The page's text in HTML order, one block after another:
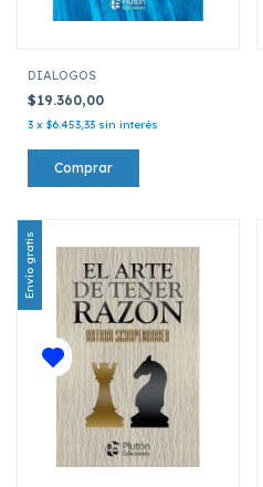
DIALOGOS
$19.360,00
3 x $6.453,33 sin interés
Envío gratis